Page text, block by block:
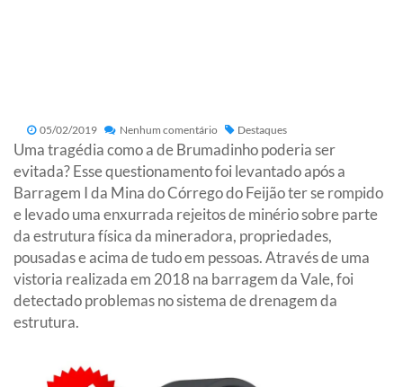
05/02/2019 Nenhum comentário Destaques
Uma tragédia como a de Brumadinho poderia ser
evitada? Esse questionamento foi levantado após a
Barragem I da Mina do Córrego do Feijão ter se rompido
e levado uma enxurrada rejeitos de minério sobre parte
da estrutura física da mineradora, propriedades,
pousadas e acima de tudo em pessoas. Através de uma
vistoria realizada em 2018 na barragem da Vale, foi
detectado problemas no sistema de drenagem da
estrutura.